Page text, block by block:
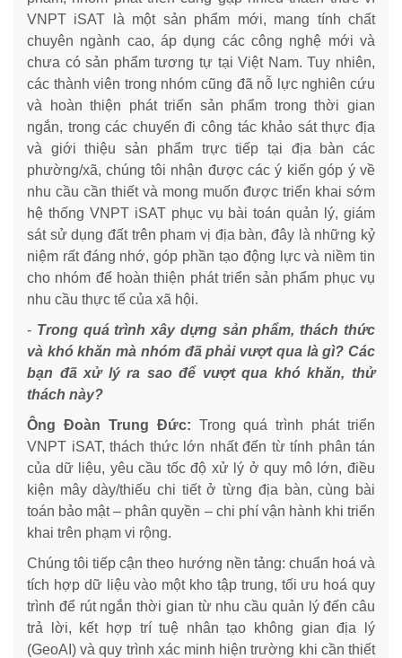
VNPT iSAT là một sản phẩm mới, mang tính chất
chuyên ngành cao, áp dụng các công nghệ mới và
chưa có sản phẩm tương tự tại Việt Nam. Tuy nhiên,
các thành viên trong nhóm cũng đã nỗ lực nghiên cứu
và hoàn thiện phát triển sản phẩm trong thời gian
ngắn, trong các chuyến đi công tác khảo sát thực địa
và giới thiệu sản phẩm trực tiếp tại địa bàn các
phường/xã, chúng tôi nhận được các ý kiến góp ý về
nhu cầu cần thiết và mong muốn được triển khai sớm
hệ thống VNPT iSAT phục vụ bài toán quản lý, giám
sát sử dụng đất trên pham vị địa bàn, đây là những kỷ
niệm rất đáng nhớ, góp phần tạo động lực và niềm tin
cho nhóm để hoàn thiện phát triển sản phẩm phục vụ
nhu cầu thực tế của xã hội.
- Trong quá trình xây dựng sản phẩm, thách thức
và khó khăn mà nhóm đã phải vượt qua là gì? Các
bạn đã xử lý ra sao để vượt qua khó khăn, thử
thách này?
Ông Đoàn Trung Đức: Trong quá trình phát triển
VNPT iSAT, thách thức lớn nhất đến từ tính phân tán
của dữ liệu, yêu cầu tốc độ xử lý ở quy mô lớn, điều
kiện mây dày/thiếu chi tiết ở từng địa bàn, cùng bài
toán bảo mật – phân quyền – chi phí vận hành khi triển
khai trên phạm vi rộng.
Chúng tôi tiếp cận theo hướng nền tảng: chuẩn hoá và
tích hợp dữ liệu vào một kho tập trung, tối ưu hoá quy
trình để rút ngắn thời gian từ nhu cầu quản lý đến câu
trả lời, kết hợp trí tuệ nhân tạo không gian địa lý
(GeoAI) và quy trình xác minh hiện trường khi cần thiết